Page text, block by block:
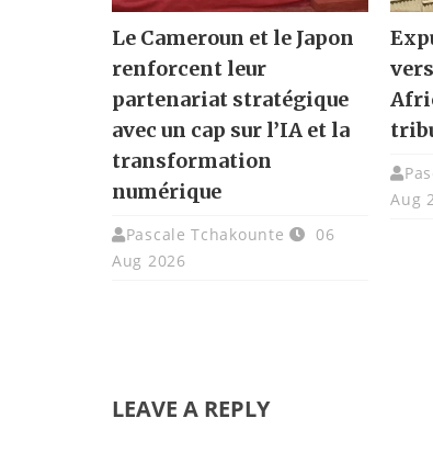
Le Cameroun et le Japon
renforcent leur
partenariat stratégique
avec un cap sur l’IA et la
transformation
numérique
Pascale Tchakounte
06
Aug 2026
Aug
LEAVE A REPLY